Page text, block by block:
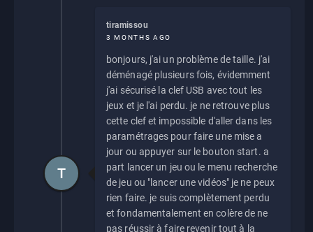
tiramissou
3 MONTHS AGO
bonjours, j'ai un problème de taille. j'ai
déménagé plusieurs fois, évidemment
j'ai sécurisé la clef USB avec tout les
jeux et je l'ai perdu. je ne retrouve plus
cette clef et impossible d'aller dans les
paramétrages pour faire une mise a
jour ou appuyer sur le bouton start. a
part lancer un jeu ou le menu recherche
de jeu ou "lancer une vidéos" je ne peux
rien faire. je suis complètement perdu
et fondamentalement en colère de ne
pas réussir à faire revenir tout à la
T